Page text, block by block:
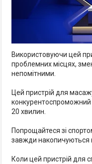
Використовуючи цей
проблемних місцях,
непомітними.
Цей пристрій для
конкурентоспроможний
20 хвилин.
Попрощайтеся зі
завжди накопичуються
Коли цей пристрій для